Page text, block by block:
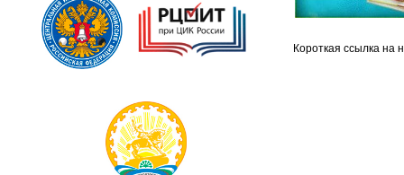
Короткая ссылка на